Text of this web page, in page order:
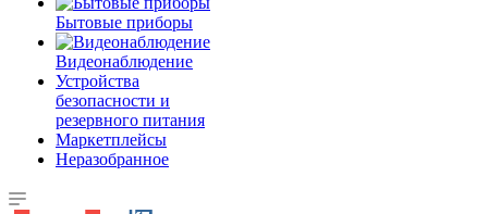
Бытовые приборы
Видеонаблюдение
Устройства
безопасности и
резервного питания
Маркетплейсы
Неразобранное